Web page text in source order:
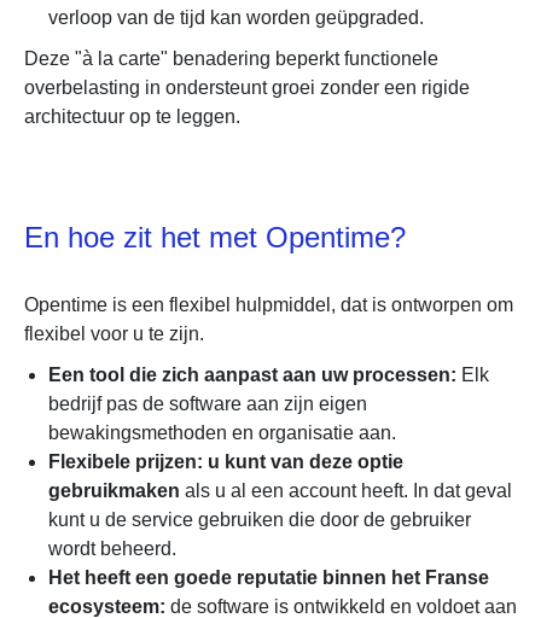
verloop van de tijd kan worden geüpgraded.
Deze "à la carte" benadering beperkt functionele
overbelasting in ondersteunt groei zonder een rigide
architectuur op te leggen.
En hoe zit het met Opentime?
Opentime is een flexibel hulpmiddel, dat is ontworpen om
flexibel voor u te zijn.
Een tool die zich aanpast aan uw processen: Elk
bedrijf pas de software aan zijn eigen
bewakingsmethoden en organisatie aan.
Flexibele prijzen: u kunt van deze optie
gebruikmaken als u al een account heeft. In dat geval
kunt u de service gebruiken die door de gebruiker
wordt beheerd.
Het heeft een goede reputatie binnen het Franse
ecosysteem: de software is ontwikkeld en voldoet aan